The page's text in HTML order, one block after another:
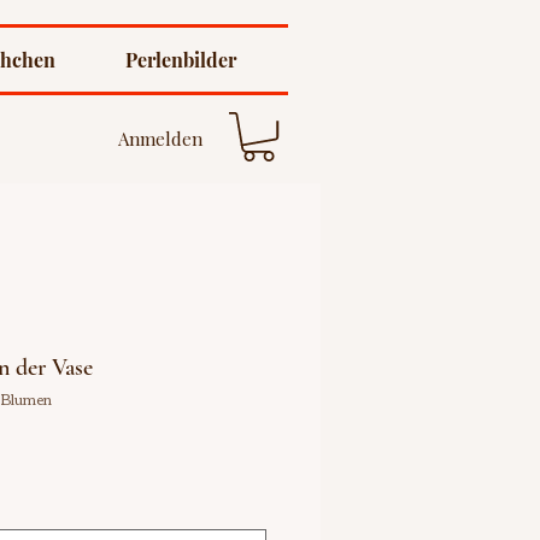
Perlenbilder
Anmelden
der Vase